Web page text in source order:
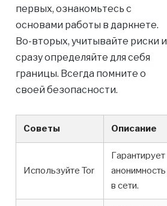
первых, ознакомьтесь с
основами работы в даркнете.
Во-вторых, учитывайте риски и
сразу определяйте для себя
границы. Всегда помните о
своей безопасности.
Советы Описание
Используйте Tor
Гарантирует
анонимность
в сети.